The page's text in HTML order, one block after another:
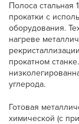
Полоса стальная
прокатки с
оборудования.
нагреве
прокатном
углерода.
Готовая
химической (с